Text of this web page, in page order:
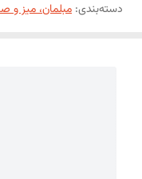
دسته‌بندی: مبلمان، میز و